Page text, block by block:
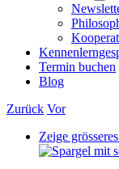
Termin buchen
Blog
Zurück Vor
Zeige